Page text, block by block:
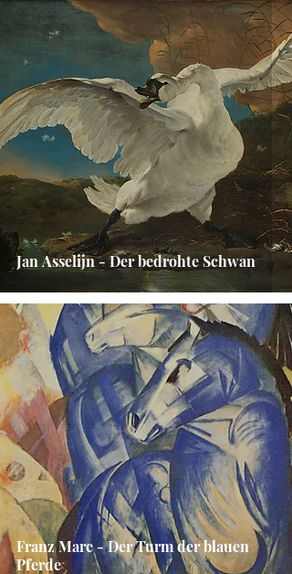
Jan Asselijn - Der bedrohte Schwan
Franz Marc - Der Turm der blauen
Pferde